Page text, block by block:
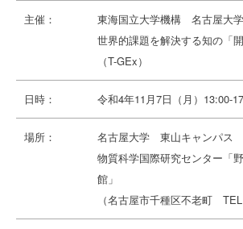
主催：
東海国立大学機構 名古屋大
世界的課題を解決する知の「
（T-GEx）
日時： 令和4年11月7日（月）13:00-
場所：
名古屋大学 東山キャンパス
物質科学国際研究センター「
館」
（名古屋市千種区不老町 TEL